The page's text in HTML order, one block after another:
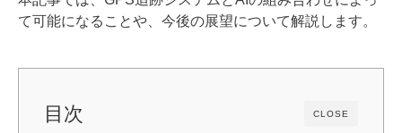
o
k
て可能になることや、今後の展望について解説します。
CLOSE
目次